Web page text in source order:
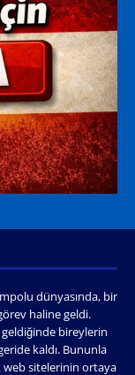
dünyasında, bir
haline geldi.
geldiğinde bireylerin
kaldı. Bununla
sitelerinin ortaya